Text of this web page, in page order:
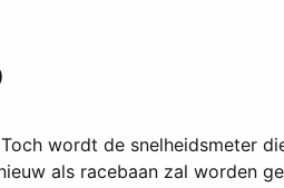
wordt de snelheidsmeter
als racebaan zal worden